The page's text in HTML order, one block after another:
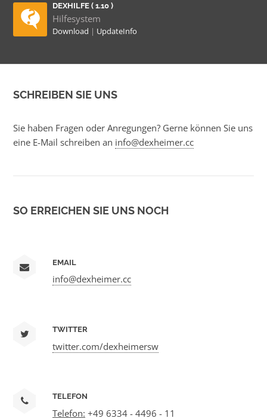
DEXHILFE ( 1.10 )
Hilfesystem
Download | UpdateInfo
SCHREIBEN SIE UNS
Sie haben Fragen oder Anregungen? Gerne können Sie uns
eine E-Mail schreiben an info@dexheimer.cc
SO ERREICHEN SIE UNS NOCH
EMAIL
info@dexheimer.cc
TWITTER
twitter.com/dexheimersw
TELEFON
Telefon: +49 6334 - 4496 - 11